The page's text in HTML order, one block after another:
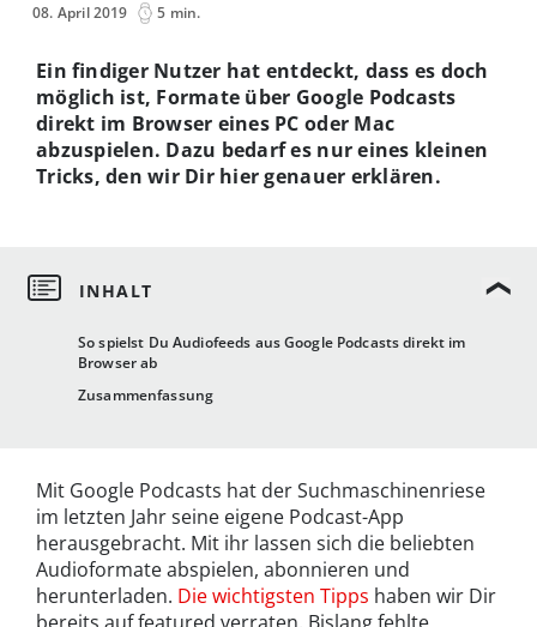
08. April 2019 5 min.
So spielst Du Audiofeeds aus Google Podcasts direkt im
Browser ab
Zusammenfassung
Ein findiger Nutzer hat entdeckt, dass es doch
möglich ist, Formate über Google Podcasts
direkt im Browser eines PC oder Mac
abzuspielen. Dazu bedarf es nur eines kleinen
Tricks, den wir Dir hier genauer erklären.
Mit Google Podcasts hat der Suchmaschinenriese
im letzten Jahr seine eigene Podcast-App
herausgebracht. Mit ihr lassen sich die beliebten
Audioformate abspielen, abonnieren und
herunterladen. Die wichtigsten Tipps haben wir Dir